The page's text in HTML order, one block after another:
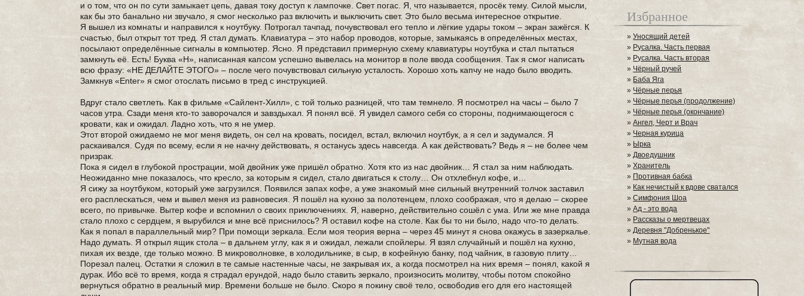
и о том, что он по сути замыкает цепь, давая току доступ к лампочке. Свет погас. Я, что называется, просёк тему. Силой мысли,
как бы это банально ни звучало, я смог несколько раз включить и выключить свет. Это было весьма интересное открытие.
Я вышел из комнаты и направился к ноутбуку. Потрогал тачпад, почувствовал его тепло и лёгкие удары током – экран зажёгся. К
счастью, был открыт тот тред. Я стал думать. Клавиатура – это набор проводов, которые, замыкаясь в определённых местах,
посылают определённые сигналы в компьютер. Ясно. Я представил примерную схему клавиатуры ноутбука и стал пытаться
замкнуть её. Есть! Буква «Н», написанная капсом успешно вывелась на монитор в поле ввода сообщения. Так я смог написать
всю фразу: «НЕ ДЕЛАЙТЕ ЭТОГО» – после чего почувствовал сильную усталость. Хорошо хоть капчу не надо было вводить.
Замкнув «Enter» я смог отослать письмо в тред с инструкцией.
Вдруг стало светлеть. Как в фильме «Сайлент-Хилл», с той только разницей, что там темнело. Я посмотрел на часы – было 7
часов утра. Сзади меня кто-то заворочался и завздыхал. Я понял всё. Я увидел самого себя со стороны, поднимающегося с
кровати, как и ожидал. Ладно хоть, что я не умер.
Этот второй ожидаемо не мог меня видеть, он сел на кровать, посидел, встал, включил ноутбук, а я сел и задумался. Я
раскаивался. Судя по всему, если я не начну действовать, я останусь здесь навсегда. А как действовать? Ведь я – не более чем
призрак.
Пока я сидел в глубокой прострации, мой двойник уже пришёл обратно. Хотя кто из нас двойник… Я стал за ним наблюдать.
Неожиданно мне показалось, что кресло, за которым я сидел, стало двигаться к столу… Он отхлебнул кофе, и…
Я сижу за ноутбуком, который уже загрузился. Появился запах кофе, а уже знакомый мне сильный внутренний толчок заставил
его расплескаться, чем и вывел меня из равновесия. Я пошёл на кухню за полотенцем, плохо соображая, что я делаю – скорее
всего, по привычке. Вытер кофе и вспомнил о своих приключениях. Я, наверно, действительно сошёл с ума. Или же мне правда
стало плохо с сердцем, я вырубился и мне всё приснилось? Я оставил кофе на столе. Как бы то ни было, надо что-то делать.
Как я попал в параллельный мир? При помощи зеркала. Если моя теория верна – через 45 минут я снова окажусь в зазеркалье.
Надо думать. Я открыл ящик стола – в дальнем углу, как я и ожидал, лежали спойлеры. Я взял случайный и пошёл на кухню,
пихая их везде, где только можно. В микроволновке, в холодильнике, в сыр, в кофейную банку, под чайник, в газовую плиту…
Порезал палец. Остатки я сложил в те самые настенные часы, не закрывая их, а когда посмотрел на них время – понял, какой я
дурак. Ибо всё то время, когда я страдал ерундой, надо было ставить зеркало, произносить молитву, чтобы потом спокойно
вернуться обратно в реальный мир. Времени больше не было. Скоро я покину своё тело, освободив его для его настоящей
Избранное
»Уносящий детей
» Русалка. Часть первая
» Русалка. Часть вторая
» Чёрный ручей
» Баба Яга
»Чёрные перья
» Чёрные перья (продолжение)
» Чёрные перья (окончание)
»Ангел, Черт и Врач
» Черная курица
» Ырка
»Двоедушник
»Хранитель
» Противная бабка
» Как нечистый к вдове сватался
»Симфония Шоа
»Ад - это вода
» Рассказы о мертвецах
»Деревня "Добренькое"
» Мутная вода